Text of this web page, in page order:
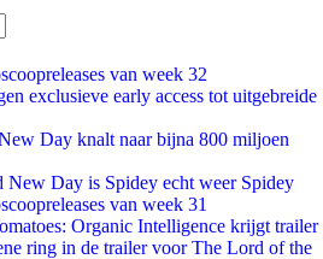
van week 32
exclusieve early access tot uitgebreide
Day knalt naar bijna 800 miljoen
New Day is Spidey echt weer Spidey
van week 31
Organic Intelligence krijgt trailer
ring in de trailer voor The Lord of the